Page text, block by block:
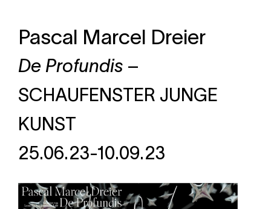
Pascal Marcel Dreier
De Profundis –
SCHAUFENSTER JUNGE
KUNST
25.06.23-10.09.23